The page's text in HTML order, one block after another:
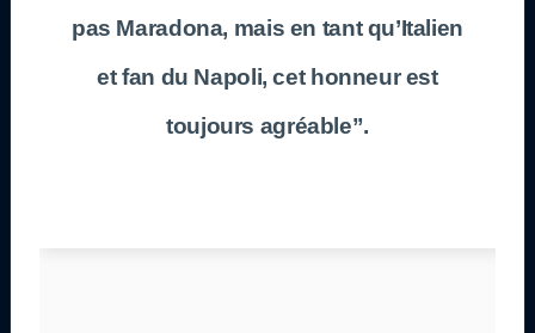
pas Maradona, mais en tant qu’Italien
et fan du Napoli, cet honneur est
toujours agréable”.